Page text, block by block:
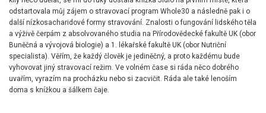
odstartovala můj zájem o stravovací program Whole30 a následně pak i o
další nízkosacharidové formy stravování. Znalosti o fungování lidského těla
a výživě čerpám z absolvovaného studia na Přírodovědecké fakultě UK (obor
Buněčná a vývojová biologie) a 1. lékařské fakultě UK (obor Nutriční
specialista). Věřím, že každý člověk je jediněčný, a proto každému bude
vyhovovat jiný stravovací režim. Ve volném čase si ráda něco dobrého
uvařím, vyrazím na procházku nebo si zacvičit. Ráda ale také lenoším
doma s knížkou a šálkem čaje.